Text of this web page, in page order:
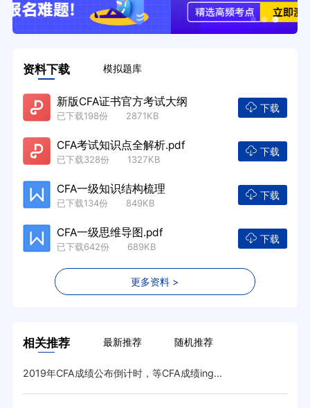
资料下载 模拟题库
新版CFA证书官方考试大纲
已下载198份 2871KB
下载
CFA考试知识点全解析.pdf
已下载328份 1327KB
下载
CFA一级知识结构梳理
已下载134份 849KB
下载
CFA一级思维导图.pdf
已下载642份 689KB
下载
更多资料 >
相关推荐 最新推荐 随机推荐
2019年CFA成绩公布倒计时，等CFA成绩ing...